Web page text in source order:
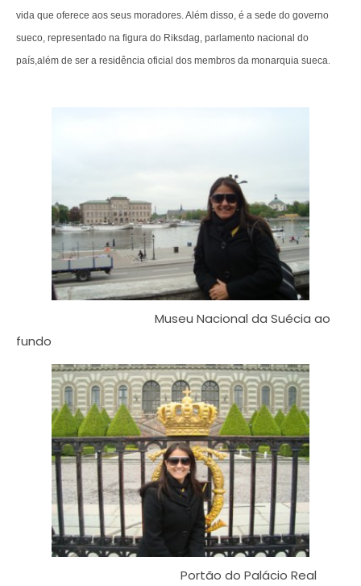
vida que oferece aos seus moradores. Além disso, é a sede do governo
sueco, representado na figura do Riksdag, parlamento nacional do
país,além de ser a residência oficial dos membros da monarquia sueca
Museu Nacional da Suécia ao
fundo
Portão do Palácio Real